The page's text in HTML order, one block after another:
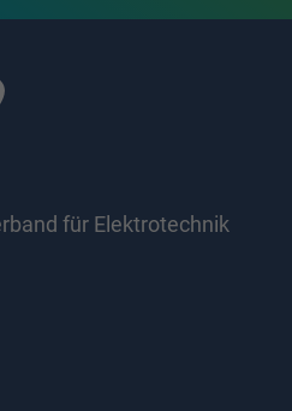
für Elektrotechnik